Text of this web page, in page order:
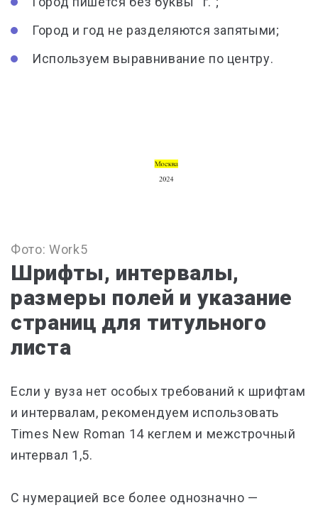
Город и год не разделяются запятыми;
Используем выравнивание по центру.
Фото: Work5
Шрифты, интервалы,
размеры полей и указание
страниц для титульного
листа
Если у вуза нет особых требований к шрифтам
и интервалам, рекомендуем использовать
Times New Roman 14 кеглем и межстрочный
интервал 1,5.
С нумерацией все более однозначно —